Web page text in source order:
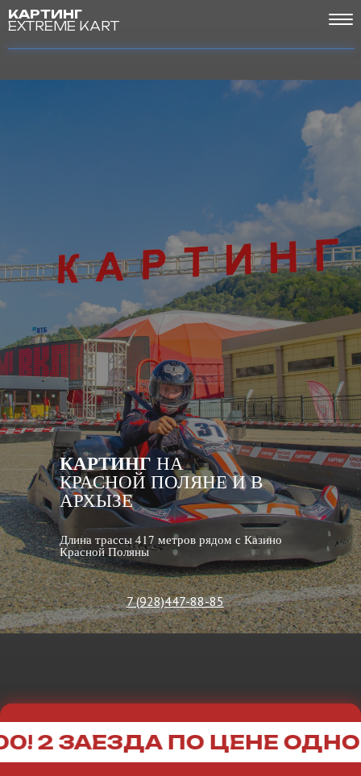
КАРТИНГ НА
КРАСНОЙ ПОЛЯНЕ И В
АРХЫЗЕ
КАРТИНГ
EXTREME KART
Длина трассы 417 метров рядом с Казино
Красной Поляны
7 (928)447-88-85
ПО ЦЕНЕ ОДНОГО!